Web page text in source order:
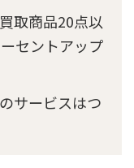
取商品20点以
セントアップ
サービスはつ